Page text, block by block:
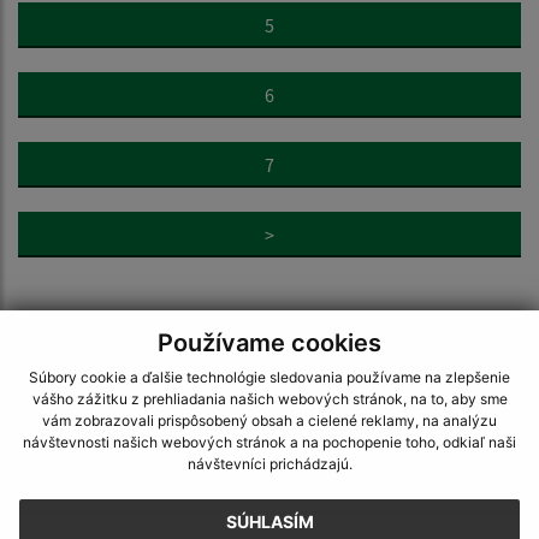
Používame cookies
Súbory cookie a ďalšie technológie sledovania používame na zlepšenie
vášho zážitku z prehliadania našich webových stránok, na to, aby sme
vám zobrazovali prispôsobený obsah a cielené reklamy, na analýzu
návštevnosti našich webových stránok a na pochopenie toho, odkiaľ naši
návštevníci prichádzajú.
SÚHLASÍM
5
6
7
>
Napíšte nám:
Meno (povinné)